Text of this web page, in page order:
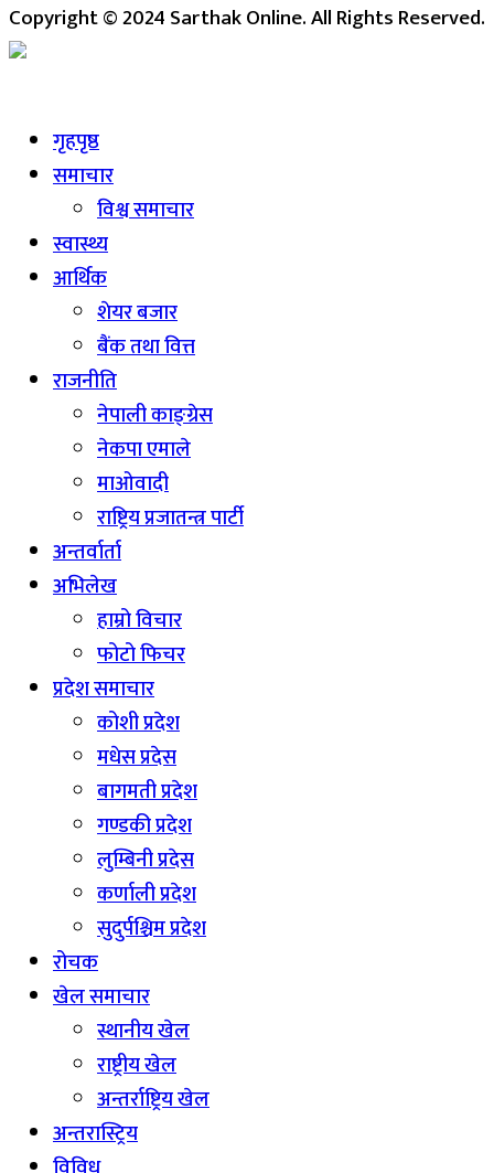
Copyright © 2024 Sarthak Online. All Rights Reserved.
गृहपृष्ठ
समाचार
विश्व समाचार
स्वास्थ्य
आर्थिक
शेयर बजार
बैंक तथा वित्त
राजनीति
नेपाली काङ्ग्रेस
नेकपा एमाले
माओवादी
राष्ट्रिय प्रजातन्त्र पार्टी
अन्तर्वार्ता
अभिलेख
हाम्रो विचार
फोटो फिचर
प्रदेश समाचार
कोशी प्रदेश
मधेस प्रदेस
बागमती प्रदेश
गण्डकी प्रदेश
लुम्बिनी प्रदेस
कर्णाली प्रदेश
सुदुर्पश्चिम प्रदेश
रोचक
खेल समाचार
स्थानीय खेल
राष्ट्रीय खेल
अन्तर्राष्ट्रिय खेल
अन्तरास्ट्रिय